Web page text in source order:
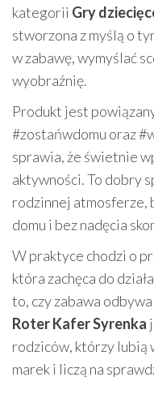
kategorii Gry
stworzona z myślą o
w zabawę, wymyślać
wyobraźnię.
Produkt jest
#zostańwdomu oraz
sprawia, że świetnie
aktywności. To dobry
rodzinnej atmosferze,
domu i bez nadęcia
W praktyce chodzi o
która zachęca do
to, czy zabawa
Roter Kafer Syrenka
rodziców, którzy lubią
marek i liczą na